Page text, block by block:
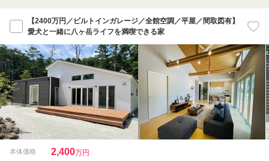
【2400万円／ビルトインガレージ／全館空調／平屋／間取図有】
愛犬と一緒に八ヶ岳ライフを満喫できる家
本体価格 2,400万円